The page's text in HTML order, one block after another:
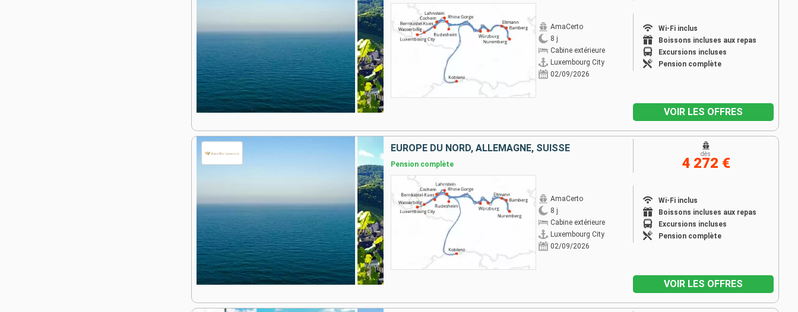
AmaCerto
8 j
Cabine extérieure
Luxembourg City
02/09/2026
Wi-Fi inclus
Boissons incluses aux repas
Excursions incluses
Pension complète
VOIR LES OFFRES
EUROPE DU NORD, ALLEMAGNE, SUISSE
Pension complète
AmaCerto
8 j
Cabine extérieure
Luxembourg City
02/09/2026
Wi-Fi inclus
Boissons incluses aux repas
Excursions incluses
Pension complète
dès
4 272 €
VOIR LES OFFRES